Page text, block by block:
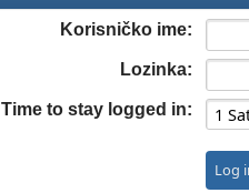
Korisničko ime:
Lozinka:
Time to stay logged in: